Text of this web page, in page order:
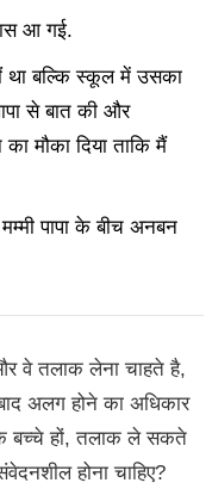
आ गई.
था बल्कि स्कूल में उसका
से बात की और
मौका दिया ताकि मैं
पापा के बीच अनबन
वे तलाक लेना चाहते है,
अलग होने का अधिकार
बच्चे हों, तलाक ले सकते
होना चाहिए?